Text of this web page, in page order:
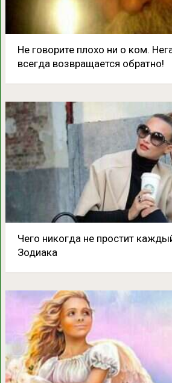
Не говорите плохо ни о ком.
всегда возвращается обратно!
Чего никогда не простит
Зодиака